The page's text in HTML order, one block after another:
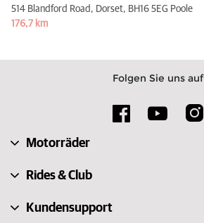
514 Blandford Road, Dorset, BH16 5EG Poole
176,7 km
Folgen Sie uns auf
Motorräder
Rides & Club
Kundensupport